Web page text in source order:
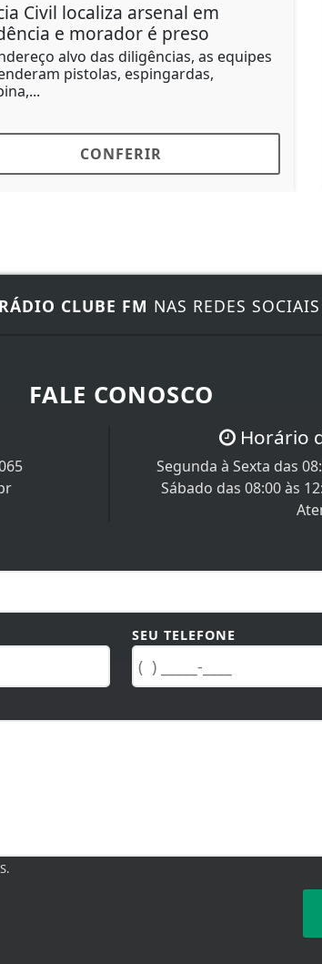
em
preso
as equipes
Ciclone-
gabinete de
km/h
Na sexta-feira e
alerta vermelho
CLUBE FM NAS REDES SOCIAIS
FALE CONOSCO
Horário
Segunda à Sexta das
Sábado das 08:00 às
SEU TELEFONE